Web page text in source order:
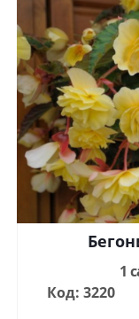
1
Код: 3220